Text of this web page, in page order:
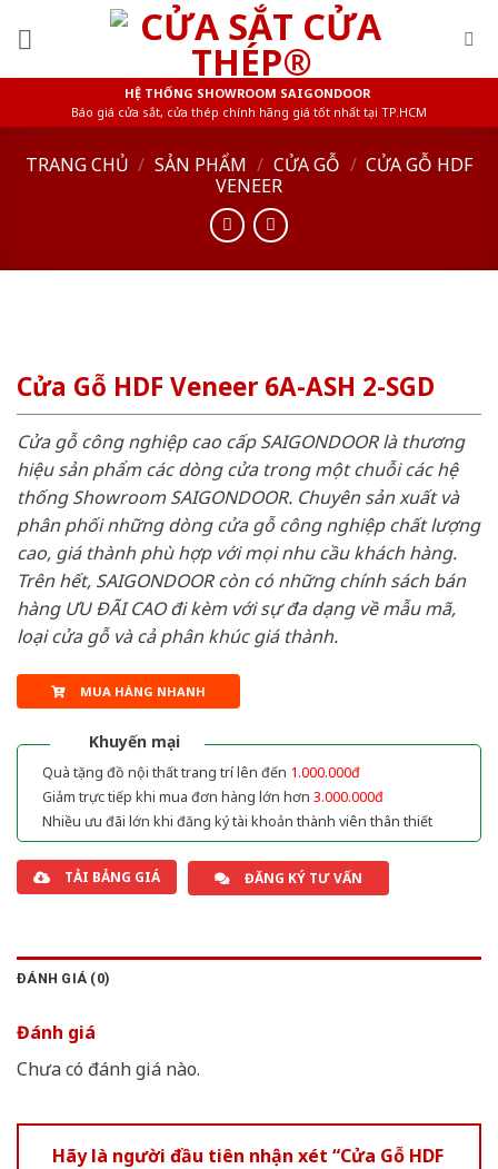
HỆ THỐNG SHOWROOM SAIGONDOOR
Báo giá cửa sắt, cửa thép chính hãng giá tốt nhất tại TP.HCM
TRANG CHỦ / SẢN PHẨM / CỬA GỖ / CỬA GỖ HDF
VENEER
Cửa Gỗ HDF Veneer 6A-ASH 2-SGD
Cửa gỗ công nghiệp cao cấp SAIGONDOOR là thương
hiệu sản phẩm các dòng cửa trong một chuỗi các hệ
thống Showroom SAIGONDOOR. Chuyên sản xuất và
phân phối những dòng cửa gỗ công nghiệp chất lượng
cao, giá thành phù hợp với mọi nhu cầu khách hàng.
Trên hết, SAIGONDOOR còn có những chính sách bán
hàng ƯU ĐÃI CAO đi kèm với sự đa dạng về mẫu mã,
loại cửa gỗ và cả phân khúc giá thành.
MUA HÀNG NHANH
Khuyến mại
Quà tặng đồ nội thất trang trí lên đến 1.000.000đ
Giảm trực tiếp khi mua đơn hàng lớn hơn 3.000.000đ
Nhiều ưu đãi lớn khi đăng ký tài khoản thành viên thân thiết
TẢI BẢNG GIÁ ĐĂNG KÝ TƯ VẤN
ĐÁNH GIÁ (0)
Đánh giá
Chưa có đánh giá nào.
Hãy là người đầu tiên nhận xét “Cửa Gỗ HDF